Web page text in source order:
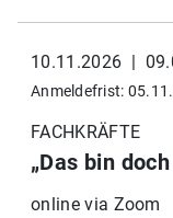
10.11.2026 |
Anmeldefrist:
FACHKRÄFTE
„Das bin
online via Zoom